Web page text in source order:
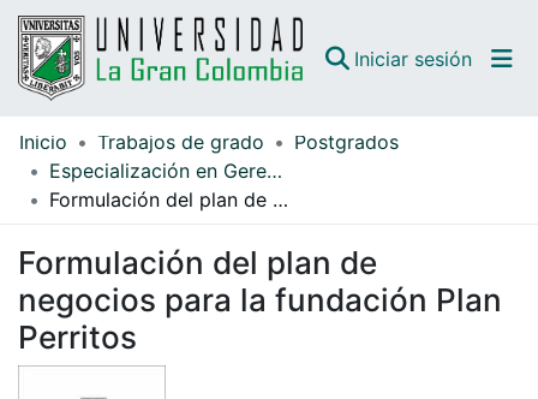
Iniciar sesión
Comunidades
Todo DSpace
Guías
Inicio Trabajos de grado
Postgrados
Especialización en Gerencia
Formulación del plan de negocios para la fundación Plan Perritos
Formulación del plan de
negocios para la fundación Plan
Perritos